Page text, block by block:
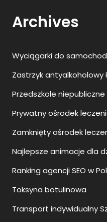
Archives
Wyciągarki do
Zastrzyk antyalkoholowy
Przedszkole niepubliczne
Prywatny ośrodek
Zamknięty ośrodek
Najlepsze animacje dla
Ranking agencji SEO w
Toksyna botulinowa
Transport indywidualny